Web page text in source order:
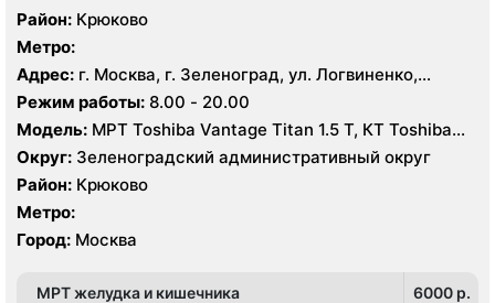
Район: Крюково
Метро:
Адрес: г. Москва, г. Зеленоград, ул. Логвиненко,
корпус 1514
Режим работы: 8.00 - 20.00
Модель: МРТ Toshiba Vantage Titan 1.5 Т, КТ Toshiba
Aquilion Prime CXL 32 среза, УЗИ Toshiba Aplio 500
Округ: Зеленоградский административный округ
Район: Крюково
Метро:
Город: Москва
МРТ желудка и кишечника 6000 p.